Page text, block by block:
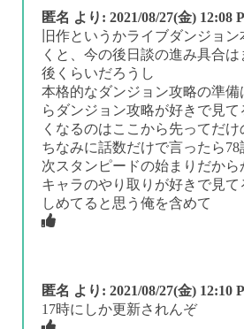
匿名 より: 2021/08/27(金) 12:08
旧作というかライブダンジョ
くと、今の後日談の進み具合
後くらいだろうし
本格的なダンジョン攻略の準
らダンジョン攻略が好きで見
くなるのはここから先ってだけ
ちなみに話数だけで言ったら
次スタンピードの始まりだか
キャラのやり取りが好きで見
しめてると思う俺を含めて
匿名 より: 2021/08/27(金) 12:10
17時にしか更新されんぞ